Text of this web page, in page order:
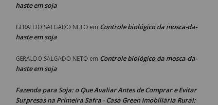
haste em soja
GERALDO SALGADO NETO em Controle biológico da mosca-da-
haste em soja
GERALDO SALGADO NETO em Controle biológico da mosca-da-
haste em soja
Fazenda para Soja: o Que Avaliar Antes de Comprar e Evitar
Surpresas na Primeira Safra - Casa Green Imobiliária Rural: